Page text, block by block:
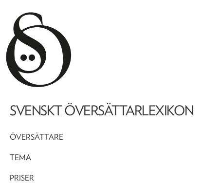
SVENSKT ÖVERSÄTTARLEXIKON
ÖVERSÄTTARE
TEMA
PRISER